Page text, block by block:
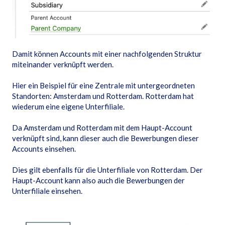
Damit können Accounts mit einer nachfolgenden Struktur
miteinander verknüpft werden.
Hier ein Beispiel für eine Zentrale mit untergeordneten
Standorten: Amsterdam und Rotterdam. Rotterdam hat
wiederum eine eigene Unterfiliale.
Da Amsterdam und Rotterdam mit dem Haupt-Account
verknüpft sind, kann dieser auch die Bewerbungen dieser
Accounts einsehen.
Dies gilt ebenfalls für die Unterfiliale von Rotterdam. Der
Haupt-Account kann also auch die Bewerbungen der
Unterfiliale einsehen.